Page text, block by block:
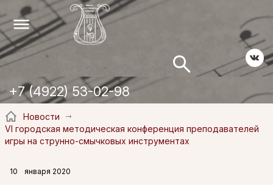
+7 (4922) 53-02-98
Новости
VI городская методическая конференция преподавателей
игры на струнно-смычковых инструментах
10 января 2020